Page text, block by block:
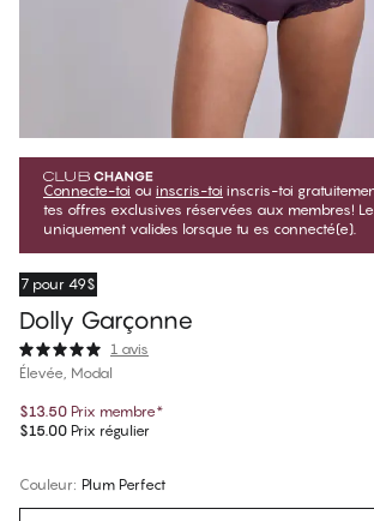
Connecte-toi ou inscris-toi inscris-toi
tes offres exclusives réservées aux membres!
uniquement valides lorsque tu es connecté(e).
7 pour 49$
Dolly Garçonne
1 avis
Élevée, Modal
$13.50 Prix membre*
$15.00 Prix régulier
Couleur: Plum Perfect